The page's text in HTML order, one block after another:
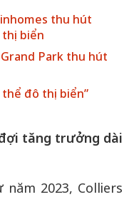
thu hút
thị biển
Park thu hút
thể đô thị biển”
tăng trưởng dài
2023, Colliers